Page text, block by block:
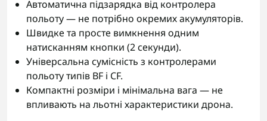
Автоматична підзарядка від контролера
польоту — не потрібно окремих акумуляторів.
Швидке та просте вимкнення одним
натисканням кнопки (2 секунди).
Універсальна сумісність з контролерами
польоту типів BF і CF.
Компактні розміри і мінімальна вага — не
впливають на льотні характеристики дрона.